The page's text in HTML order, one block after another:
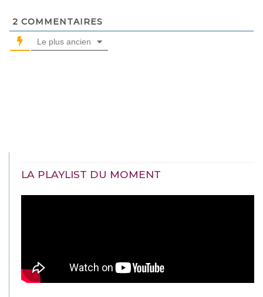
2 COMMENTAIRES
Le plus ancien
LA PLAYLIST DU MOMENT